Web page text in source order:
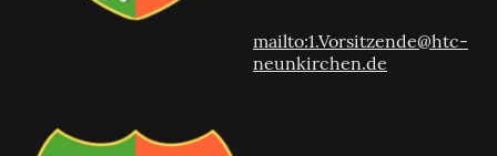
mailto:1.Vorsitzende@htc-
neunkirchen.de